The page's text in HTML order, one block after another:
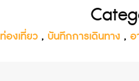
ท่องเที่ยว , บันทึกการเดินทาง , อ